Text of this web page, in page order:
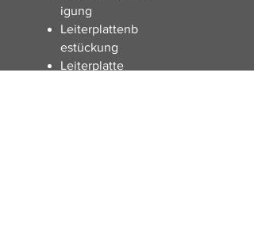
igung
Leiterplattenb
estückung
Leiterplatte